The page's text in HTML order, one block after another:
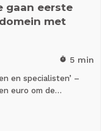
gaan eerste
met
timer 5 min
en specialisten’ –
euro om de…